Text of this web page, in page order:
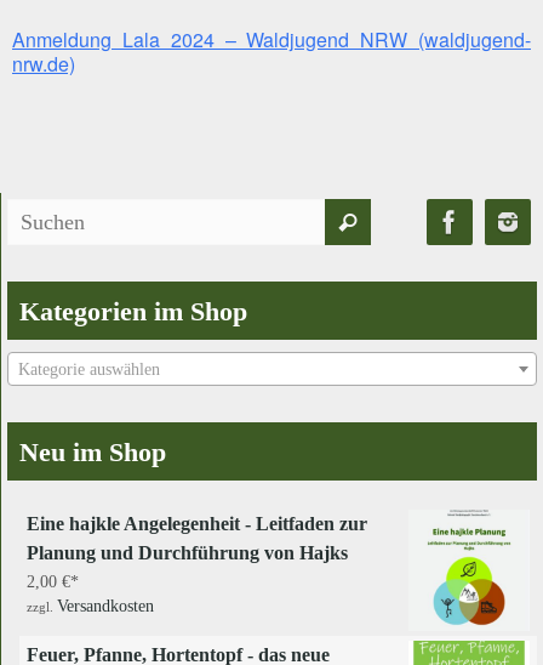
Anmeldung Lala 2024 – Waldjugend NRW (waldjugend-
nrw.de)
Suchen
Kategorien im Shop
Kategorie auswählen
Neu im Shop
Eine hajkle Angelegenheit - Leitfaden zur
Planung und Durchführung von Hajks
2,00 €
zzgl. Versandkosten
Feuer, Pfanne, Hortentopf - das neue